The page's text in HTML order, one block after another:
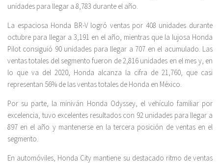
unidades para llegar a 8,783 durante el año.
La espaciosa Honda BR-V logró ventas por 408 unidades durante
octubre para llegar a 3,191 en el año, mientras que la lujosa Honda
Pilot consiguió 90 unidades para llegar a 707 en el acumulado. Las
ventas totales del segmento fueron de 2,816 unidades en el mes y, en
lo que va del 2020, Honda alcanza la cifra de 21,760, que casi
representan 56% de las ventas totales de Honda en México.
Por su parte, la miniván Honda Odyssey, el vehículo familiar por
excelencia, tuvo excelentes resultados con 92 unidades para llegar a
897 en el año y mantenerse en la tercera posición de ventas en el
segmento.
En automóviles, Honda City mantiene su destacado ritmo de ventas